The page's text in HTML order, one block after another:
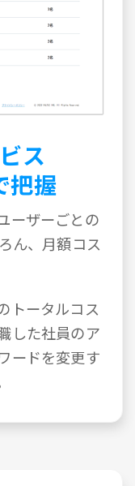
ス
把握
ーザーごとの
ん、月額コス
トータルコス
した社員のア
ードを変更す